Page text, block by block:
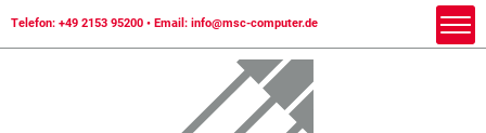
Telefon: +49 2153 95200 • Email: info@msc-computer.de